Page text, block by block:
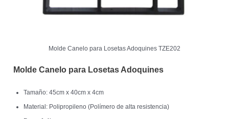
Molde Canelo para Losetas Adoquines TZE202
Molde Canelo para Losetas Adoquines
Tamaño: 45cm x 40cm x 4cm
Material: Polipropileno (Polímero de alta resistencia)